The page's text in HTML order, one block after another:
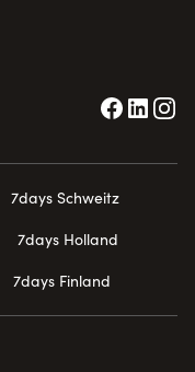
7days Schweitz
7days Holland
7days Finland